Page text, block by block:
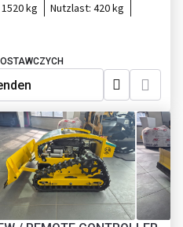
1520 kg Nutzlast: 420 kg